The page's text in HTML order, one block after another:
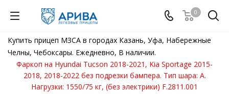
0
Купить прицеп МЗСА в городах Казань, Уфа, Набережные
Челны, Чебоксары. Ежедневно, В наличии.
Фаркоп на Hyundai Tucson 2018-2021, Kia Sportage 2015-
2018, 2018-2022 без подрезки бампера. Тип шара: A.
Нагрузки: 1550/75 кг, (без электрики) F.2811.001